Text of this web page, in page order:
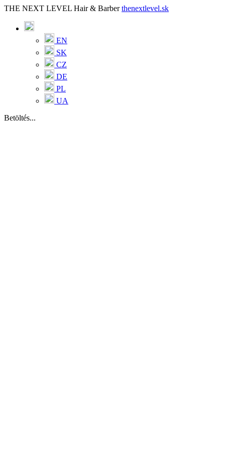
THE NEXT LEVEL Hair & Barber thenextlevel.sk
EN
SK
CZ
DE
PL
UA
Betöltés...